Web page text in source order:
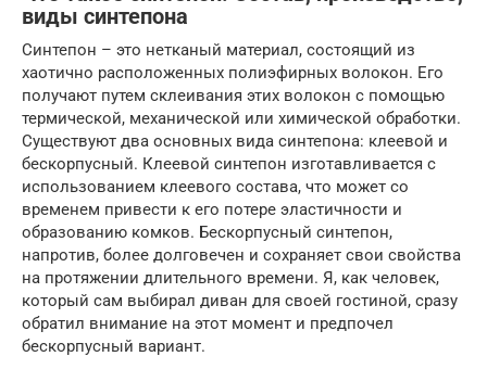
виды синтепона
Синтепон – это нетканый материал, состоящий из
хаотично расположенных полиэфирных волокон. Его
получают путем склеивания этих волокон с помощью
термической, механической или химической обработки.
Существуют два основных вида синтепона: клеевой и
бескорпусный. Клеевой синтепон изготавливается с
использованием клеевого состава, что может со
временем привести к его потере эластичности и
образованию комков. Бескорпусный синтепон,
напротив, более долговечен и сохраняет свои свойства
на протяжении длительного времени. Я, как человек,
который сам выбирал диван для своей гостиной, сразу
обратил внимание на этот момент и предпочел
бескорпусный вариант.